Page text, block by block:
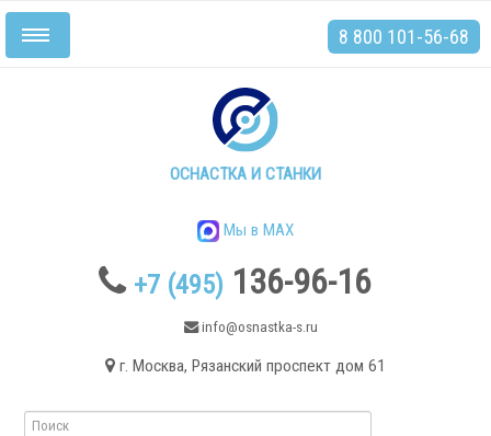
ОСНАСТКА И СТАНКИ
Мы в MAX
+7 (495) 136-96-16
info@osnastka-s.ru
г. Москва, Рязанский проспект дом 61
Включить/
выключить
8 800 101-56-68